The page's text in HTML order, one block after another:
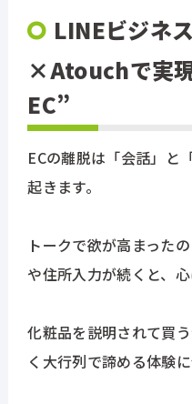
03-
【受付時
LINEビジネ
×Atouchで実
EC”
ECの離脱は「会話」と
起きます。
トークで欲が高まった
や住所入力が続くと、心
化粧品を説明されて買
く大行列で諦める体験